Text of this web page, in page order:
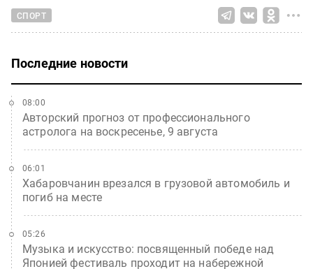
СПОРТ
Последние новости
Авторский прогноз от профессионального
астролога на воскресенье, 9 августа
08:00
Хабаровчанин врезался в грузовой автомобиль и
погиб на месте
06:01
Музыка и искусство: посвященный победе над
Японией фестиваль проходит на набережной
05:26